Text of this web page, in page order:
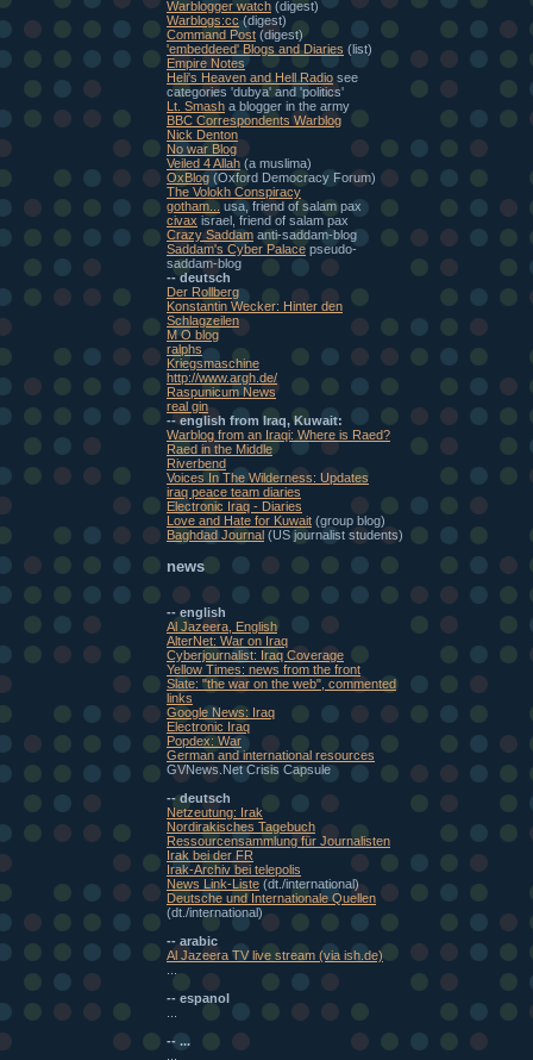
Warblogger watch (digest)
Warblogs:cc (digest)
Command Post (digest)
'embeddeed' Blogs and Diaries (list)
Empire Notes
Heli's Heaven and Hell Radio see
categories 'dubya' and 'politics'
Lt. Smash a blogger in the army
BBC Correspondents Warblog
Nick Denton
No war Blog
Veiled 4 Allah (a muslima)
OxBlog (Oxford Democracy Forum)
The Volokh Conspiracy
gotham...
usa, friend of salam pax
civax israel, friend of salam pax
Crazy Saddam anti-saddam-blog
Saddam's Cyber Palace pseudo-
saddam-blog
-- deutsch
Der Rollberg
Konstantin Wecker: Hinter den
Schlagzeilen
M O blog
ralphs
Kriegsmaschine
http://www.argh.de/
Raspunicum News
real gin
-- english from Iraq, Kuwait:
Warblog from an Iraqi: Where is Raed?
Raed in the Middle
Riverbend
Voices In The Wilderness: Updates
iraq peace team diaries
Electronic Iraq - Diaries
Love and Hate for Kuwait (group blog)
Baghdad Journal (US journalist students)
news
-- english
Al Jazeera, English
AlterNet: War on Iraq
Cyberjournalist: Iraq Coverage
Yellow Times: news from the front
Slate: "the war on the web", commented
links
Google News: Iraq
Electronic Iraq
Popdex: War
German and international resources
GVNews.Net Crisis Capsule
-- deutsch
Netzeutung: Irak
Nordirakisches Tagebuch
Ressourcensammlung für Journalisten
Irak bei der FR
Irak-Archiv bei telepolis
News Link-Liste (dt./international)
Deutsche und Internationale Quellen
(dt./international)
-- arabic
Al Jazeera TV live stream (via ish.de)
-- espanol
-- ...